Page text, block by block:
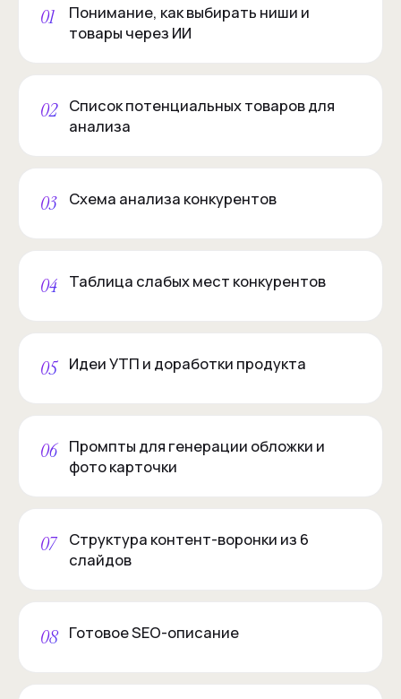
01
Понимание, как выбирать ниши и
товары через ИИ
02
Список потенциальных товаров для
анализа
03 Схема анализа конкурентов
04 Таблица слабых мест конкурентов
05 Идеи УТП и доработки продукта
06
Промпты для генерации обложки и
фото карточки
07
Структура контент-воронки из 6
слайдов
08 Готовое SEO-описание